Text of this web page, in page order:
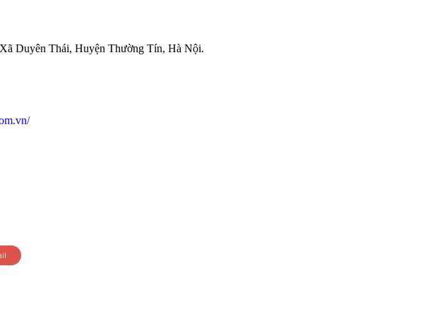
Duyên Thái, Huyện Thường Tín, Hà Nội.